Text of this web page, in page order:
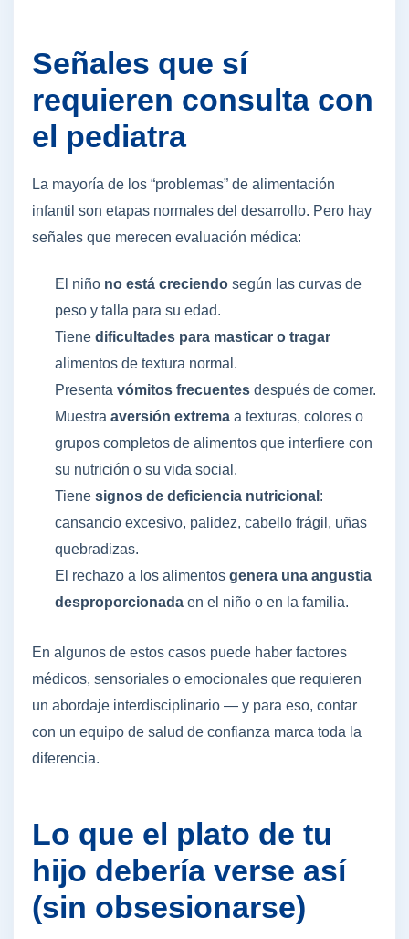
Señales que sí
requieren consulta con
el pediatra
La mayoría de los “problemas” de alimentación
infantil son etapas normales del desarrollo. Pero hay
señales que merecen evaluación médica:
El niño no está creciendo según las curvas de
peso y talla para su edad.
Tiene dificultades para masticar o tragar
alimentos de textura normal.
Presenta vómitos frecuentes después de comer.
Muestra aversión extrema a texturas, colores o
grupos completos de alimentos que interfiere con
su nutrición o su vida social.
Tiene signos de deficiencia nutricional :
cansancio excesivo, palidez, cabello frágil, uñas
quebradizas.
El rechazo a los alimentos genera una angustia
desproporcionada en el niño o en la familia.
En algunos de estos casos puede haber factores
médicos, sensoriales o emocionales que requieren
un abordaje interdisciplinario — y para eso, contar
con un equipo de salud de confianza marca toda la
diferencia.
Lo que el plato de tu
hijo debería verse así
(sin obsesionarse)